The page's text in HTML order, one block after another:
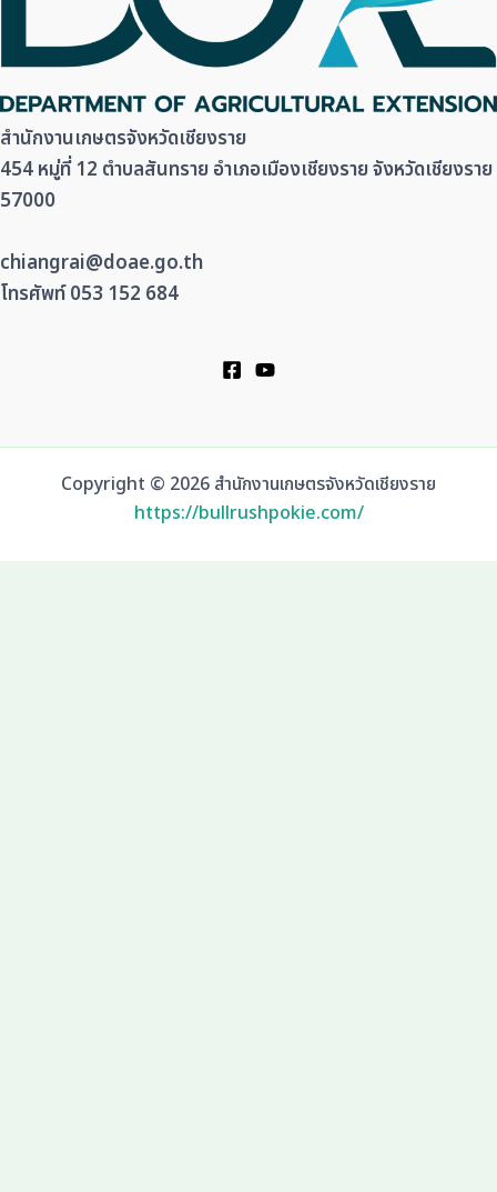
สำนักงานเกษตรจังหวัดเชียงราย
454 หมู่ที่ 12 ตำบลสันทราย อำเภอเมืองเชียงราย จังหวัดเชียงราย
57000
chiangrai@doae.go.th
โทรศัพท์ 053 152 684
Copyright © 2026 สำนักงานเกษตรจังหวัดเชียงราย
https://bullrushpokie.com/